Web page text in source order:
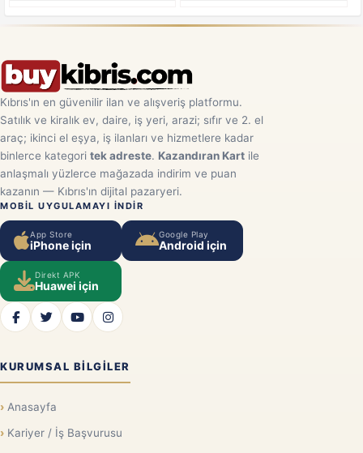
Kıbrıs'ın en güvenilir ilan ve alışveriş platformu.
Satılık ve kiralık ev, daire, iş yeri, arazi; sıfır ve 2. el
araç; ikinci el eşya, iş ilanları ve hizmetlere kadar
binlerce kategori tek adreste. Kazandıran Kart ile
anlaşmalı yüzlerce mağazada indirim ve puan
kazanın — Kıbrıs'ın dijital pazaryeri.
MOBIL UYGULAMAYI INDIR
App Store
iPhone için
Google Play
Android için
Direkt APK
Huawei için
KURUMSAL BILGILER
Anasayfa
Kariyer / İş Başvurusu